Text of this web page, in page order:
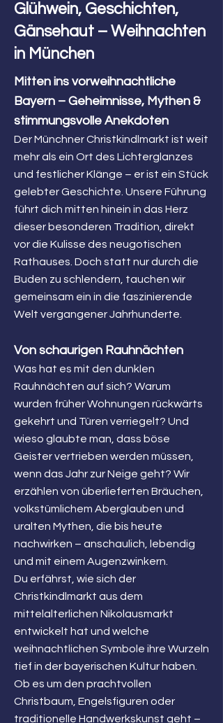
Glühwein, Geschichten,
Gänsehaut – Weihnachten
in München
Mitten ins vorweihnachtliche
Bayern – Geheimnisse, Mythen &
stimmungsvolle Anekdoten
Der Münchner Christkindlmarkt ist weit
mehr als ein Ort des Lichterglanzes
und festlicher Klänge – er ist ein Stück
gelebter Geschichte. Unsere Führung
führt dich mitten hinein in das Herz
dieser besonderen Tradition, direkt
vor die Kulisse des neugotischen
Rathauses. Doch statt nur durch die
Buden zu schlendern, tauchen wir
gemeinsam ein in die faszinierende
Welt vergangener Jahrhunderte.
Von schaurigen Rauhnächten
Was hat es mit den dunklen
Rauhnächten auf sich? Warum
wurden früher Wohnungen rückwärts
gekehrt und Türen verriegelt? Und
wieso glaubte man, dass böse
Geister vertrieben werden müssen,
wenn das Jahr zur Neige geht? Wir
erzählen von überlieferten Bräuchen,
volkstümlichem Aberglauben und
uralten Mythen, die bis heute
nachwirken – anschaulich, lebendig
und mit einem Augenzwinkern.
Du erfährst, wie sich der
Christkindlmarkt aus dem
mittelalterlichen Nikolausmarkt
entwickelt hat und welche
weihnachtlichen Symbole ihre Wurzeln
tief in der bayerischen Kultur haben.
Ob es um den prachtvollen
Christbaum, Engelsfiguren oder
traditionelle Handwerkskunst geht –